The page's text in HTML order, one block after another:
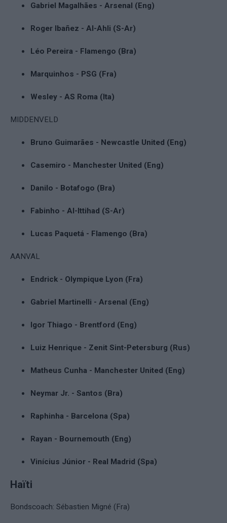
Gabriel Magalhães - Arsenal (Eng)
Roger Ibañez - Al-Ahli (S-Ar)
Léo Pereira - Flamengo (Bra)
Marquinhos - PSG (Fra)
Wesley - AS Roma (Ita)
MIDDENVELD
Bruno Guimarães - Newcastle United (Eng)
Casemiro - Manchester United (Eng)
Danilo - Botafogo (Bra)
Fabinho - Al-Ittihad (S-Ar)
Lucas Paquetá - Flamengo (Bra)
AANVAL
Endrick - Olympique Lyon (Fra)
Gabriel Martinelli - Arsenal (Eng)
Igor Thiago - Brentford (Eng)
Luiz Henrique - Zenit Sint-Petersburg (Rus)
Matheus Cunha - Manchester United (Eng)
Neymar Jr. - Santos (Bra)
Raphinha - Barcelona (Spa)
Rayan - Bournemouth (Eng)
Vinícius Júnior - Real Madrid (Spa)
Haïti
Bondscoach: Sébastien Migné (Fra)